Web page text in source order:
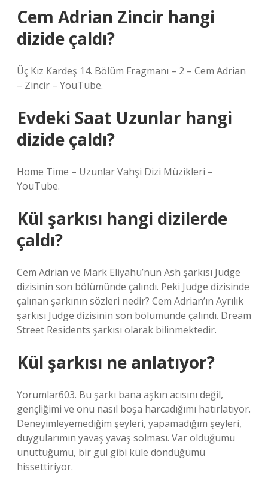
Cem Adrian Zincir hangi
dizide çaldı?
Üç Kız Kardeş 14. Bölüm Fragmanı – 2 – Cem Adrian
– Zincir – YouTube.
Evdeki Saat Uzunlar hangi
dizide çaldı?
Home Time – Uzunlar Vahşi Dizi Müzikleri –
YouTube.
Kül şarkısı hangi dizilerde
çaldı?
Cem Adrian ve Mark Eliyahu’nun Ash şarkısı Judge
dizisinin son bölümünde çalındı. Peki Judge dizisinde
çalınan şarkının sözleri nedir? Cem Adrian’ın Ayrılık
şarkısı Judge dizisinin son bölümünde çalındı. Dream
Street Residents şarkısı olarak bilinmektedir.
Kül şarkısı ne anlatıyor?
Yorumlar603. Bu şarkı bana aşkın acısını değil,
gençliğimi ve onu nasıl boşa harcadığımı hatırlatıyor.
Deneyimleyemediğim şeyleri, yapamadığım şeyleri,
duygularımın yavaş yavaş solması. Var olduğumu
unuttuğumu, bir gül gibi küle döndüğümü
hissettiriyor.